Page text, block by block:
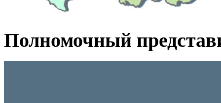
Полномочный